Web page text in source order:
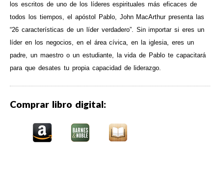
los escritos de uno de los líderes espirituales más eficaces de
todos los tiempos, el apóstol Pablo, John MacArthur presenta las
“26 características de un líder verdadero”. Sin importar si eres un
líder en los negocios, en el área cívica, en la iglesia, eres un
padre, un maestro o un estudiante, la vida de Pablo te capacitará
para que desates tu propia capacidad de liderazgo.
Comprar libro digital: